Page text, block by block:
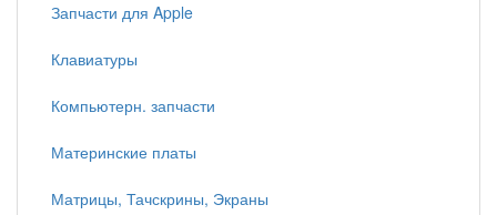
Запчасти для Apple
Клавиатуры
Компьютерн. запчасти
Материнские платы
Матрицы, Тачскрины, Экраны